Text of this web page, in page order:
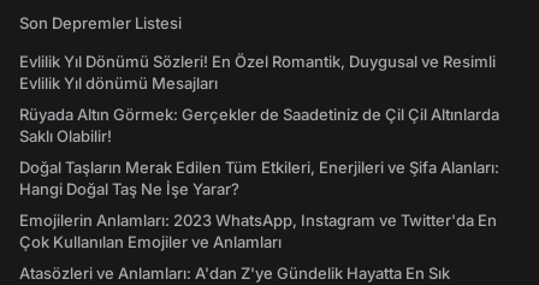
Son Depremler Listesi
Evlilik Yıl Dönümü Sözleri! En Özel Romantik, Duygusal ve Resimli
Evlilik Yıl dönümü Mesajları
Rüyada Altın Görmek: Gerçekler de Saadetiniz de Çil Çil Altınlarda
Saklı Olabilir!
Doğal Taşların Merak Edilen Tüm Etkileri, Enerjileri ve Şifa Alanları:
Hangi Doğal Taş Ne İşe Yarar?
Emojilerin Anlamları: 2023 WhatsApp, Instagram ve Twitter'da En
Çok Kullanılan Emojiler ve Anlamları
Atasözleri ve Anlamları: A'dan Z'ye Gündelik Hayatta En Sık